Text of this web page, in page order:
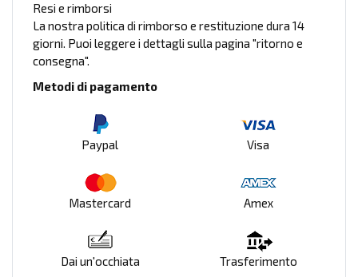
Resi e rimborsi
La nostra politica di rimborso e restituzione dura 14
giorni. Puoi leggere i dettagli sulla pagina "ritorno e
consegna".
Metodi di pagamento
Paypal Visa
Mastercard Amex
Dai un'occhiata Trasferimento